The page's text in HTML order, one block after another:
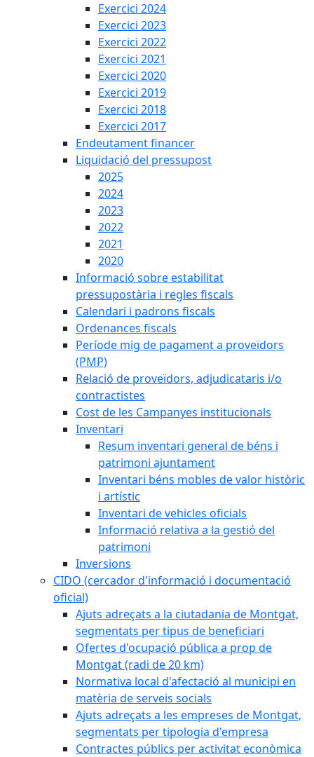
Exercici 2024
Exercici 2023
Exercici 2022
Exercici 2021
Exercici 2020
Exercici 2019
Exercici 2018
Exercici 2017
Endeutament financer
Liquidació del pressupost
2025
2024
2023
2022
2021
2020
Informació sobre estabilitat
pressupostària i regles fiscals
Calendari i padrons fiscals
Ordenances fiscals
Període mig de pagament a proveïdors
(PMP)
Relació de proveïdors, adjudicataris i/o
contractistes
Cost de les Campanyes institucionals
Inventari
Resum inventari general de béns i
patrimoni ajuntament
Inventari béns mobles de valor històric
i artístic
Inventari de vehicles oficials
Informació relativa a la gestió del
patrimoni
Inversions
CIDO (cercador d'informació i documentació
oficial)
Ajuts adreçats a la ciutadania de Montgat,
segmentats per tipus de beneficiari
Ofertes d'ocupació pública a prop de
Montgat (radi de 20 km)
Normativa local d'afectació al municipi en
matèria de serveis socials
Ajuts adreçats a les empreses de Montgat,
segmentats per tipologia d'empresa
Contractes públics per activitat econòmica